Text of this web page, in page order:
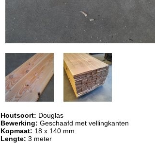
Houtsoort: Douglas
Bewerking: Geschaafd met vellingkanten
Kopmaat: 18 x 140 mm
Lengte: 3 meter